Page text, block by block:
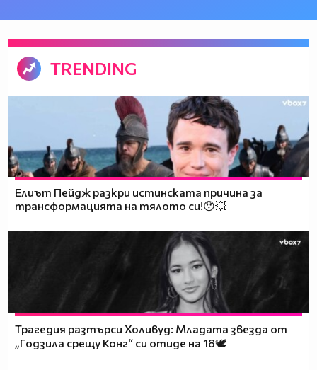
TRENDING
Елиът Пейдж разкри истинската причина за
трансформацията на тялото си!😯💥
Трагедия разтърси Холивуд: Младата звезда от
„Годзила срещу Конг“ си отиде на 18🕊️